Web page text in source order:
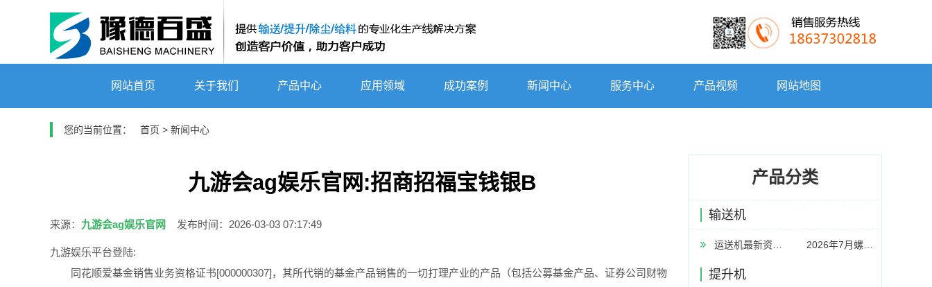
网站首页 关于我们 产品中心 应用领域 成功案例 新闻中心 服务中心 产品视频 网站地图
您的当前位置： 首页 > 新闻中心
九游会ag娱乐官网:招商招福宝钱银B
来源： 九游会ag娱乐官网 发布时间：2026-03-03 07:17:49
九游娱乐平台登陆:
同花顺爱基金销售业务资格证书[000000307]，其所代销的基金产品销售的一切打理产业的产品（包括公募基金产品、证券公司财物
产品分类
输送机
2026年7月螺旋输送机厂家推荐指南：双轴螺旋输送机水泥板链式U型矿用刮板公司优选！
提升机